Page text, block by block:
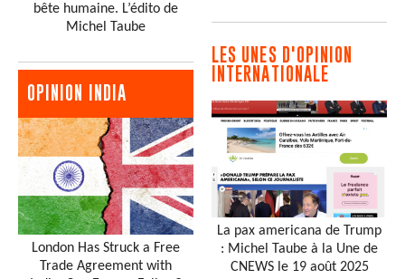
bête humaine. L’édito de
Michel Taube
OPINION INDIA
London Has Struck a Free
Trade Agreement with
LES UNES D'OPINION
INTERNATIONALE
La pax americana de Trump
: Michel Taube à la Une de
CNEWS le 19 août 2025